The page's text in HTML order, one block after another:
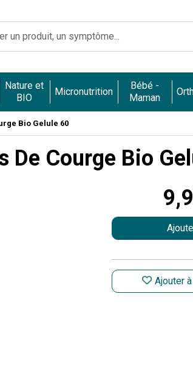
Nature et
BIO
Micronutrition
Bébé -
Maman
Bio Gelule 60
De Courge Bio
9,
Ajouter